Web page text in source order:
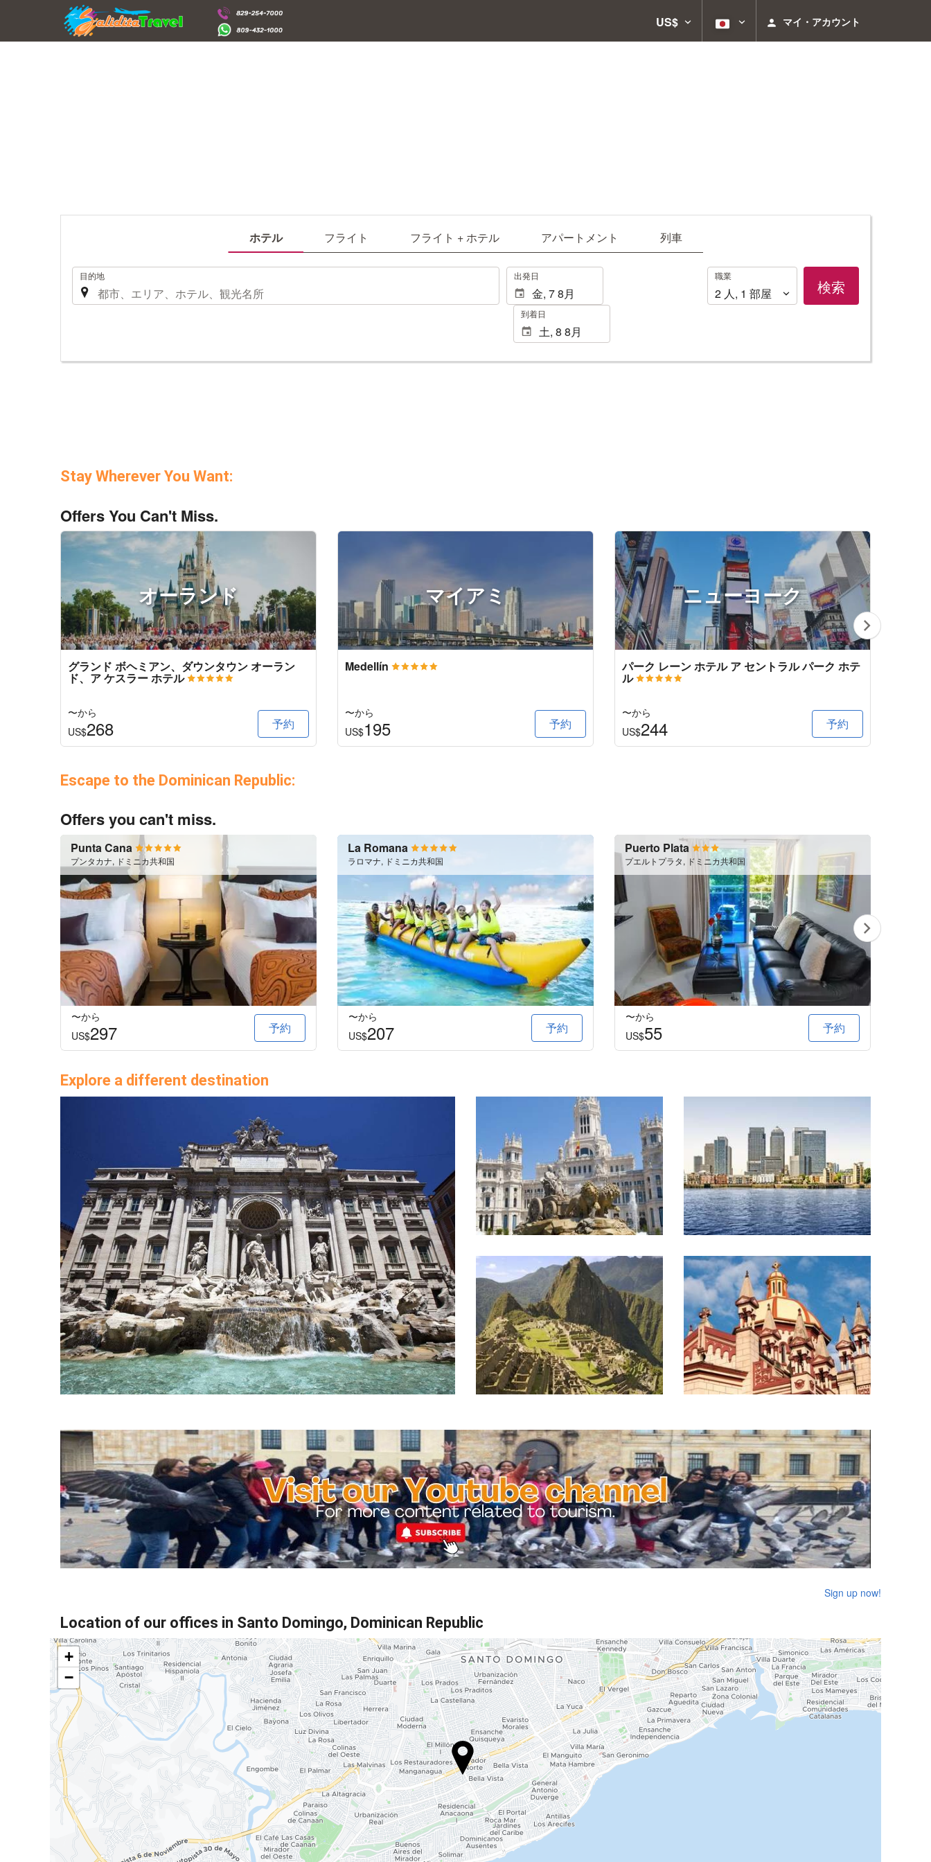
US$ マイ・アカウント
ホテル フライト フライト + ホテル アパートメント 列車
. 目的地 . 出発日
到着日
職
業
職業
2 人 , 1 部屋 検索
Stay Wherever You Want:
Offers You Can't Miss.
オーランド
グランド ボヘミアン、ダウンタウン オーラン
ド、ア ケスラー ホテル
〜から
US$268 予約
マイアミ
Medellín
〜から
US$195 予約
ニューヨーク
パーク レーン ホテル ア セントラル パーク ホテ
ル
〜から
US$244 予約
Escape to the Dominican Republic:
Offers you can't miss.
Punta Cana
プンタカナ, ドミニカ共和国
〜から
US$297 予約
La Romana
ラロマナ, ドミニカ共和国
〜から
US$207 予約
Puerto Plata
プエルトプラタ, ドミニカ共和国
〜から
US$55 予約
Explore a different destination
Sign up now!
Location of our offices in Santo Domingo, Dominican Republic
+
−